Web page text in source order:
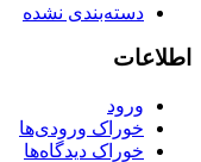
دسته‌بندی نشده
اطلاعات
ورود
خوراک ورودی‌ها
خوراک دیدگاه‌ها